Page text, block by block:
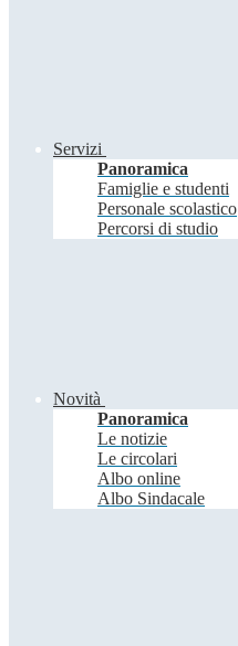
Servizi
Panoramica
Famiglie e studenti
Personale scolastico
Percorsi di studio
Novità
Panoramica
Le notizie
Le circolari
Albo online
Albo Sindacale